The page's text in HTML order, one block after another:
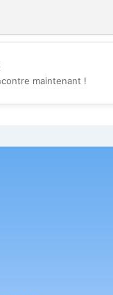
maintenant !